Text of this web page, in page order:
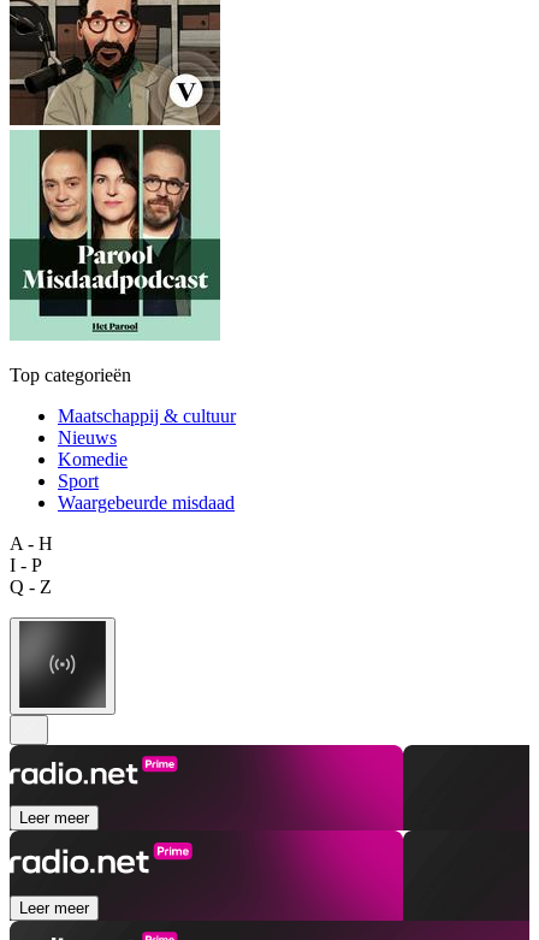
Top categorieën
Maatschappij & cultuur
Nieuws
Komedie
Sport
Waargebeurde misdaad
A - H
I - P
Q - Z
Leer meer
Leer meer